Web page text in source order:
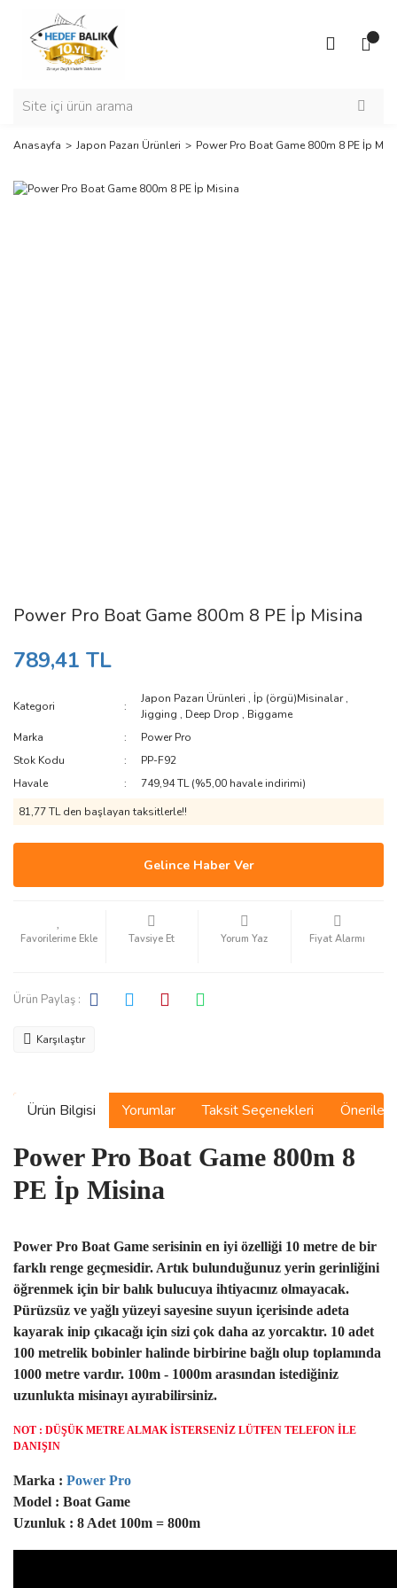
Anasayfa Japon Pazarı Ürünleri Power Pro Boat Game 800m 8 PE İp
Power Pro Boat Game 800m 8 PE İp Misina
789,41 TL
Kategori
Japon Pazarı Ürünleri , İp (örgü)Misinalar,
Jigging , Deep Drop , Biggame
Marka
Power Pro
Stok Kodu
PP-F92
Havale
749,94 TL (%5,00 havale indirimi)
81,77 TL den başlayan taksitlerle!!
Gelince Haber Ver
Tavsiye Et Yorum Yaz Fiyat Alarmı
Ürün Paylaş :
Karşılaştır
Ürün Bilgisi Yorumlar Taksit Seçenekleri
Power Pro Boat Game 800m 8
PE İp Misina
Power Pro Boat Game serisinin en iyi özelliği 10 metre de bir
farklı renge geçmesidir. Artık bulunduğunuz yerin gerinliğini
öğrenmek için bir balık bulucuya ihtiyacınız olmayacak.
Pürüzsüz ve yağlı yüzeyi sayesine suyun içerisinde adeta
kayarak inip çıkacağı için sizi çok daha az yorcaktır. 10 adet
100 metrelik bobinler halinde birbirine bağlı olup toplamında
1000 metre vardır. 100m - 1000m arasından istediğiniz
uzunlukta misinayı ayırabilirsiniz.
NOT : DÜŞÜK METRE ALMAK İSTERSENİZ LÜTFEN TELEFON İLE
DANIŞIN
Marka : Power Pro
Model : Boat Game
Uzunluk : 8 Adet 100m = 800m